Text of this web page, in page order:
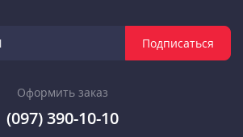
Подписаться
Оформить заказ
(097) 390-10-10